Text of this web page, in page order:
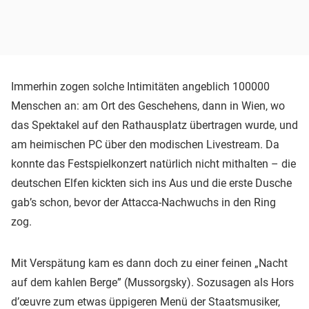
Immerhin zogen solche Intimitäten angeblich 100000
Menschen an: am Ort des Geschehens, dann in Wien, wo
das Spektakel auf den Rathausplatz übertragen wurde, und
am heimischen PC über den modischen Livestream. Da
konnte das Festspielkonzert natürlich nicht mithalten – die
deutschen Elfen kickten sich ins Aus und die erste Dusche
gab’s schon, bevor der Attacca-Nachwuchs in den Ring
zog.
Mit Verspätung kam es dann doch zu einer feinen „Nacht
auf dem kahlen Berge” (Mussorgsky). Sozusagen als Hors
d’œuvre zum etwas üppigeren Menü der Staatsmusiker,